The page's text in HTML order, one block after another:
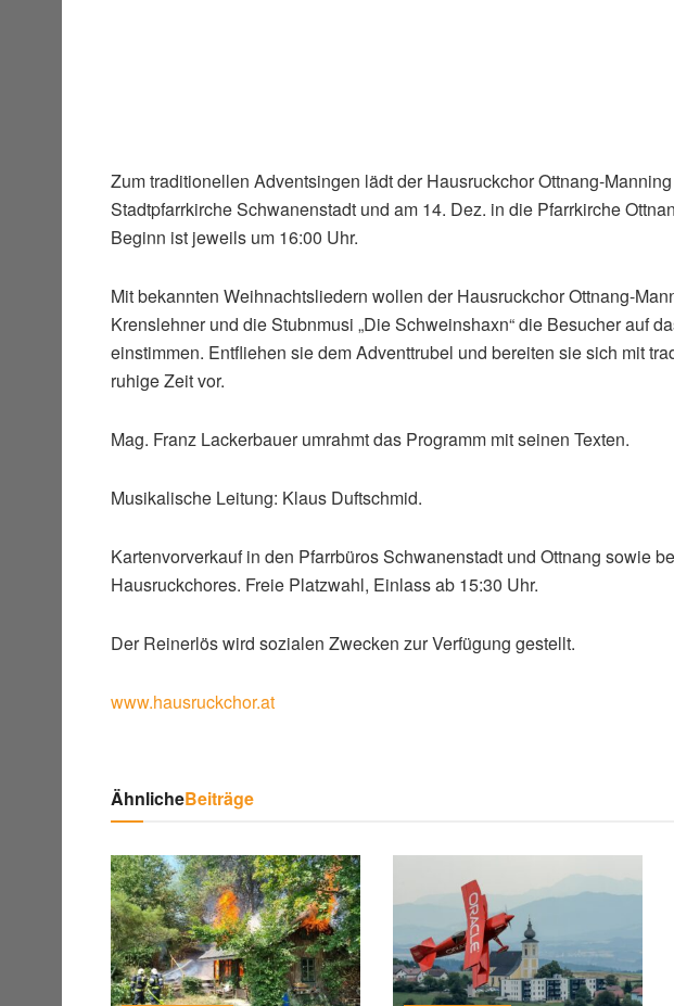
Zum traditionellen Adventsingen lädt der Hausruckchor Ottnang-
Stadtpfarrkirche Schwanenstadt und am 14. Dez. in die Pfarrkirche
Beginn ist jeweils um 16:00 Uhr.
Mit bekannten Weihnachtsliedern wollen der Hausruckchor Ottnang-
Krenslehner und die Stubnmusi „Die Schweinshaxn“ die Besucher auf
einstimmen. Entfliehen sie dem Adventtrubel und bereiten sie sich mit
ruhige Zeit vor.
Mag. Franz Lackerbauer umrahmt das Programm mit seinen Texten.
Musikalische Leitung: Klaus Duftschmid.
Kartenvorverkauf in den Pfarrbüros Schwanenstadt und Ottnang sowie
Hausruckchores. Freie Platzwahl, Einlass ab 15:30 Uhr.
Der Reinerlös wird sozialen Zwecken zur Verfügung gestellt.
www.hausruckchor.at
ÄhnlicheBeiträge